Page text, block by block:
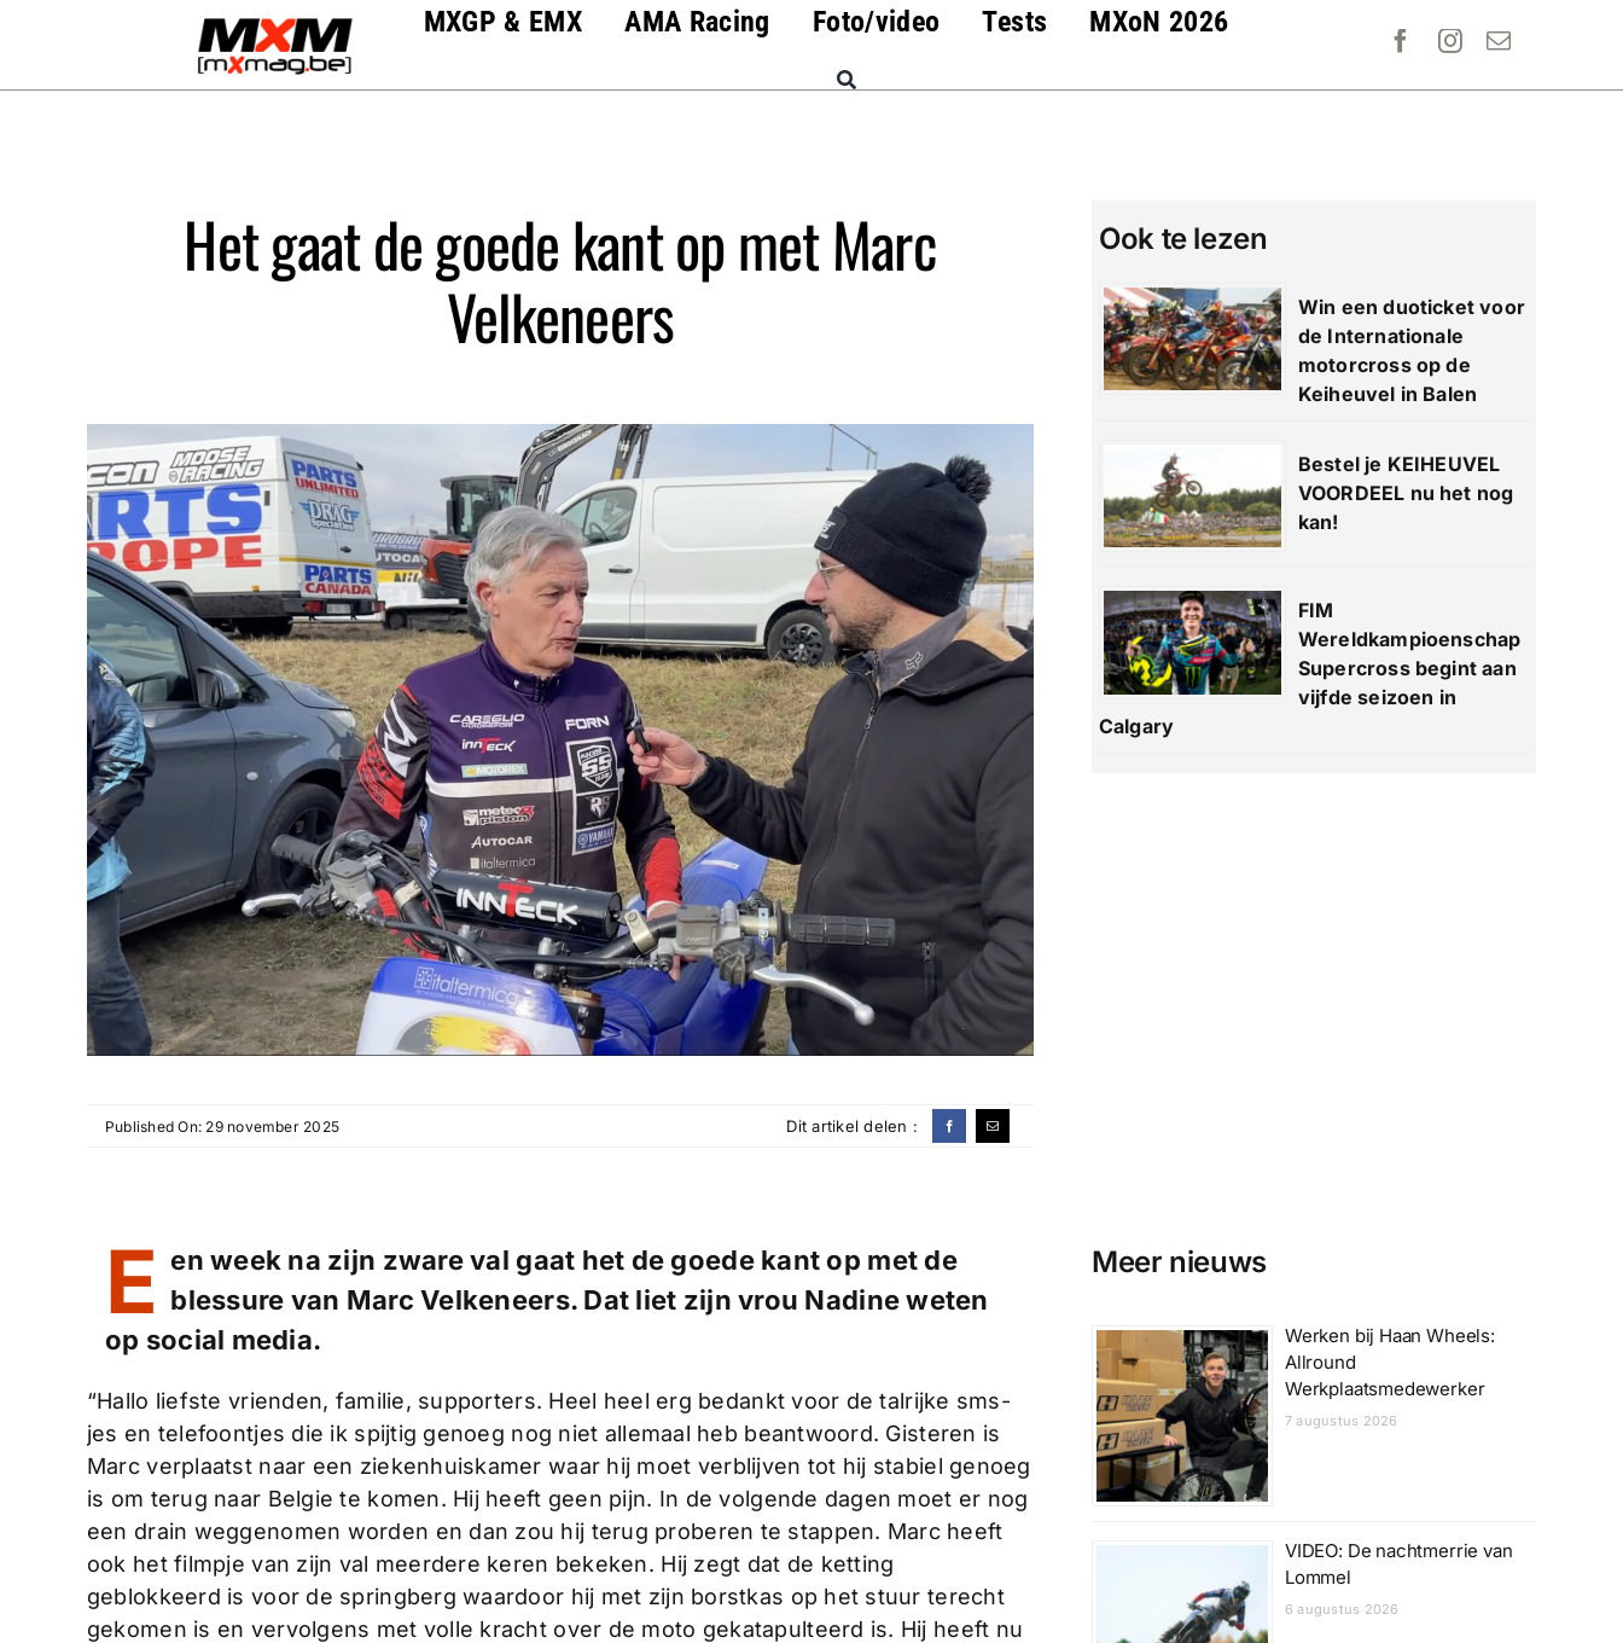
MXGP & EMX AMA Racing Foto/video Tests MXoN 2026
Het gaat de goede kant op met Marc
Velkeneers
Ook te lezen
Win een duoticket voor
de Internationale
motorcross op de
Keiheuvel in Balen
Bestel je KEIHEUVEL
VOORDEEL nu het nog
kan!
FIM
Wereldkampioenschap
Supercross begint aan
vijfde seizoen in
Calgary
Published On: 29 november 2025 Dit artikel delen :
E en week na zijn zware val gaat het de goede kant op met de
blessure van Marc Velkeneers. Dat liet zijn vrou Nadine weten
op social media.
“Hallo liefste vrienden, familie, supporters. Heel heel erg bedankt voor de talrijke sms-
jes en telefoontjes die ik spijtig genoeg nog niet allemaal heb beantwoord. Gisteren is
Marc verplaatst naar een ziekenhuiskamer waar hij moet verblijven tot hij stabiel genoeg
is om terug naar Belgie te komen. Hij heeft geen pijn. In de volgende dagen moet er nog
een drain weggenomen worden en dan zou hij terug proberen te stappen. Marc heeft
ook het filmpje van zijn val meerdere keren bekeken. Hij zegt dat de ketting
geblokkeerd is voor de springberg waardoor hij met zijn borstkas op het stuur terecht
gekomen is en vervolgens met volle kracht over de moto gekatapulteerd is. Hij heeft nu
Meer nieuws
Werken bij Haan Wheels:
Allround
Werkplaatsmedewerker
7 augustus 2026
VIDEO: De nachtmerrie van
Lommel
6 augustus 2026